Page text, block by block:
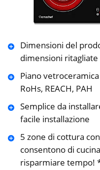
Dimensioni del
dimensioni ritagliate
Piano
RoHs, REACH, PAH
Semplice da
facile installazione
5 zone di cottura
consentono di
risparmiare tempo!